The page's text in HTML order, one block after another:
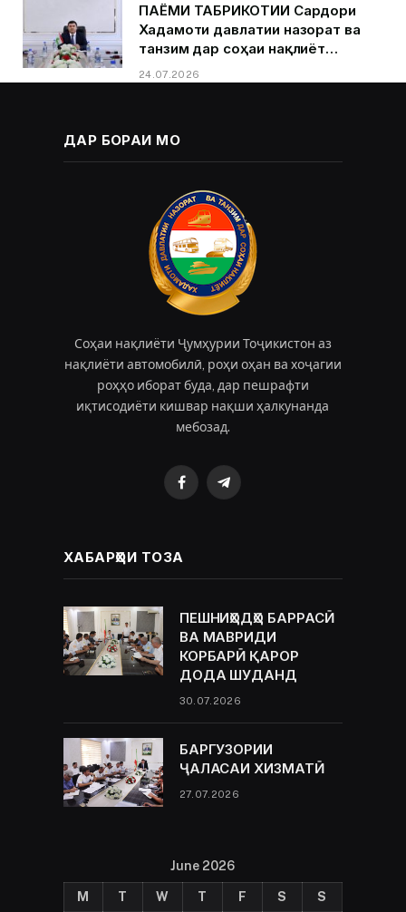
ПАЁМИ ТАБРИКОТИИ Сардори
Хадамоти давлатии назорат ва
танзим дар соҳаи нақлиёт
Қурбонзода Д.Қ.ба муносибати
Рӯзи кормандони соҳаи нақлиёт
24.07.2026
ДАР БОРАИ МО
Соҳаи нақлиёти Ҷумҳурии Тоҷикистон аз
нақлиёти автомобилӣ, роҳи оҳан ва хоҷагии
роҳҳо иборат буда, дар пешрафти
иқтисодиёти кишвар нақши ҳалкунанда
мебозад.
FacebookTelegram
ХАБАРҲОИ ТОЗА
ПЕШНИҲОДҲО БАРРАСӢ
ВА МАВРИДИ
КОРБАРӢ ҚАРОР
ДОДА ШУДАНД
30.07.2026
БАРГУЗОРИИ
ҶАЛАСАИ ХИЗМАТӢ
27.07.2026
June 2026
M T W T F S S